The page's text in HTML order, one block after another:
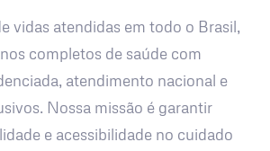
vidas atendidas em todo o Brasil,
completos de saúde com
atendimento nacional e
Nossa missão é garantir
e acessibilidade no cuidado